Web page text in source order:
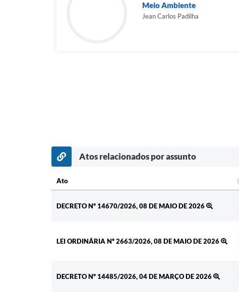
Meio Ambiente
Jean Carlos Padilha
Atos relacionados por assunto
Ato
DECRETO Nº 14670/2026, 08 DE MAIO DE 2026
LEI ORDINÁRIA Nº 2663/2026, 08 DE MAIO DE 2026
DECRETO Nº 14485/2026, 04 DE MARÇO DE 2026